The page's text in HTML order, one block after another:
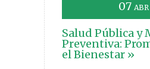
07 ABR
Salud Pública y
Preventiva:
el Bienestar »